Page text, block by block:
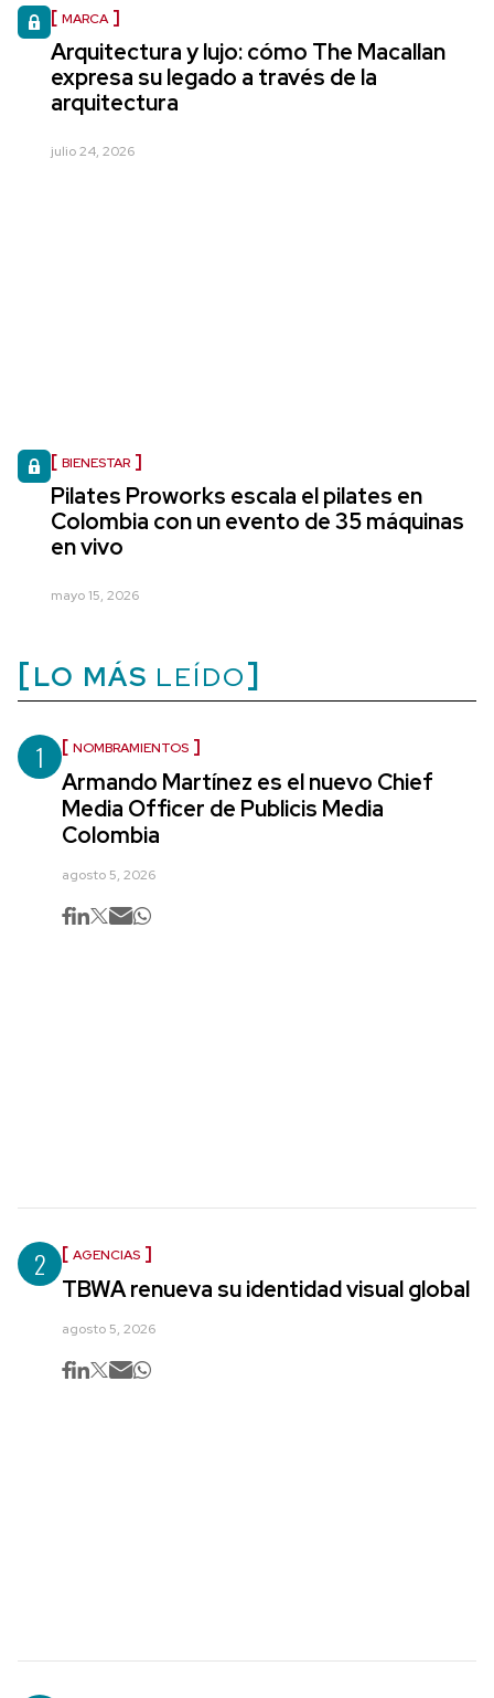
MARCA
Arquitectura y lujo: cómo The Macallan
expresa su legado a través de la
arquitectura
julio 24, 2026
BIENESTAR
Pilates Proworks escala el pilates en
Colombia con un evento de 35 máquinas
en vivo
mayo 15, 2026
LO MÁS LEÍDO
1 NOMBRAMIENTOS
Armando Martínez es el nuevo Chief
Media Officer de Publicis Media
Colombia
agosto 5, 2026
2 AGENCIAS
TBWA renueva su identidad visual global
agosto 5, 2026